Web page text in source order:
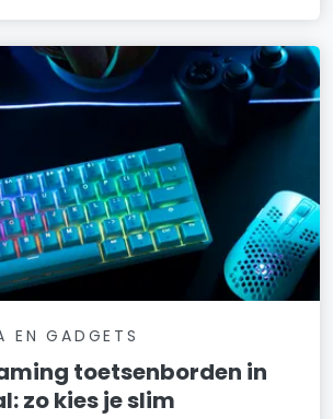
EN GADGETS
toetsenborden in
zo kies je slim